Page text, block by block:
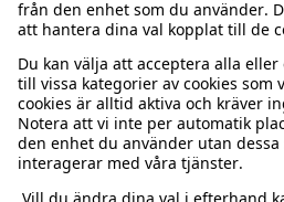
Kundservice
Vanliga frågor
Beställning & retur
Kontakta oss
Kappahl Club
Logga in
Kappahl Club
Medlemsvillkor
Om oss
Om Kappahl Group
Villkor & policy
Köpvillkor Sverige
Mer från oss